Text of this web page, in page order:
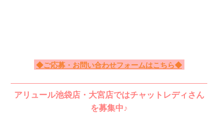
◆ご応募・お問い合わせフォームはこちら◆
アリュール池袋店・大宮店ではチャットレディさん
を募集中♪